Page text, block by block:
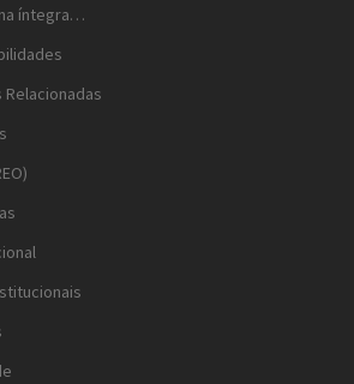
íntegra…
Relacionadas